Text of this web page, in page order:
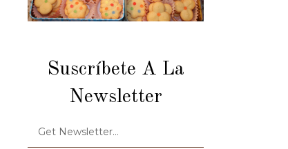
Suscríbete A La
Newsletter